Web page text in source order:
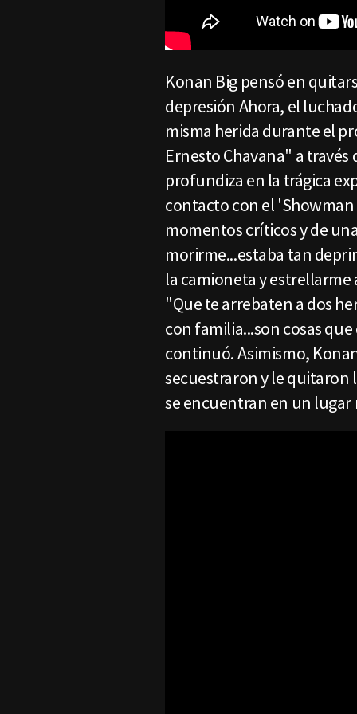
Konan Big pensó en
depresión Ahora, el
misma herida durante el
Ernesto Chavana" a través
profundiza en la trágica
contacto con el 'Showman
momentos críticos y de
morirme...estaba tan
la camioneta y estrellarme
"Que te arrebaten a dos
con familia...son cosas
continuó. Asimismo,
secuestraron y le quitaron
se encuentran en un lugar